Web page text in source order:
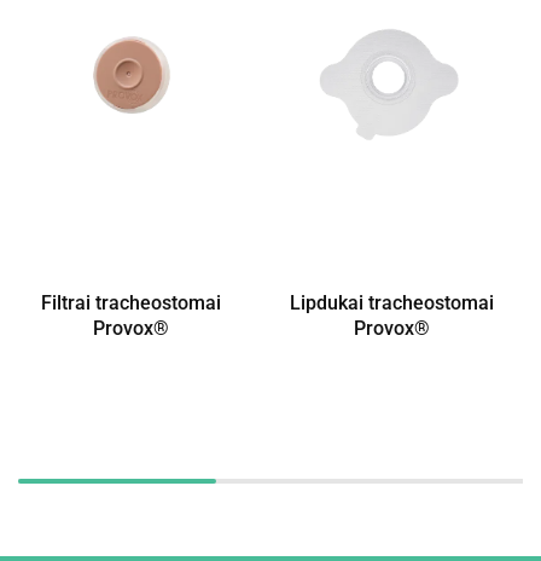
Filtrai tracheostomai
Provox®
Lipdukai tracheostomai
Provox®